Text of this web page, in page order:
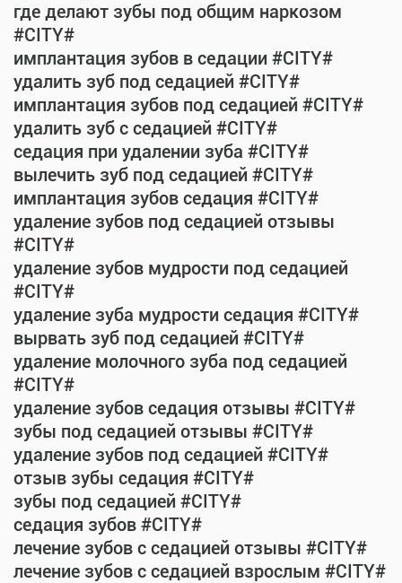
где делают зубы под общим наркозом
#CITY#
имплантация зубов в седации #CITY#
удалить зуб под седацией #CITY#
имплантация зубов под седацией #CITY#
удалить зуб с седацией #CITY#
седация при удалении зуба #CITY#
вылечить зуб под седацией #CITY#
имплантация зубов седация #CITY#
удаление зубов под седацией отзывы
#CITY#
удаление зубов мудрости под седацией
#CITY#
удаление зуба мудрости седация #CITY#
вырвать зуб под седацией #CITY#
удаление молочного зуба под седацией
#CITY#
удаление зубов седация отзывы #CITY#
зубы под седацией отзывы #CITY#
удаление зубов под седацией #CITY#
отзыв зубы седация #CITY#
зубы под седацией #CITY#
седация зубов #CITY#
лечение зубов с седацией отзывы #CITY#
лечение зубов с седацией взрослым #CITY#